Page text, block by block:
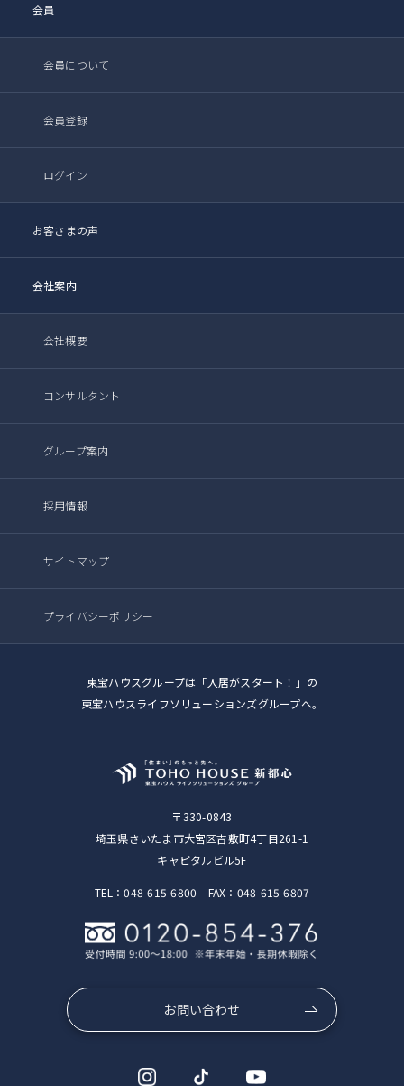
会員
会員について
会員登録
ログイン
お客さまの声
会社案内
会社概要
コンサルタント
グループ案内
採用情報
サイトマップ
プライバシーポリシー
東宝ハウスグループは「入居がスタート！」の
東宝ハウスライフソリューションズグループへ。
〒330-0843
埼玉県さいたま市大宮区吉敷町4丁目261-1
キャピタルビル5F
TEL：048-615-6800 FAX：048-615-6807
お問い合わせ